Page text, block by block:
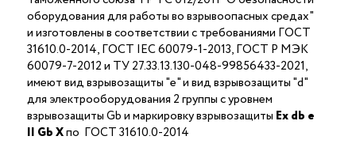
оборудования для работы во взрывоопасных средах"
и изготовлены в соответствии с требованиями ГОСТ
31610.0-2014, ГОСТ IEC 60079-1-2013, ГОСТ Р МЭК
60079-7-2012 и ТУ 27.33.13.130-048-99856433-2021,
имеют вид взрывозащиты "е" и вид взрывозащиты "d"
для электрооборудования 2 группы с уровнем
взрывозащиты Gb и маркировку взрывозащиты Ехdb е
II Gb Xпо ГОСТ 31610.0-2014